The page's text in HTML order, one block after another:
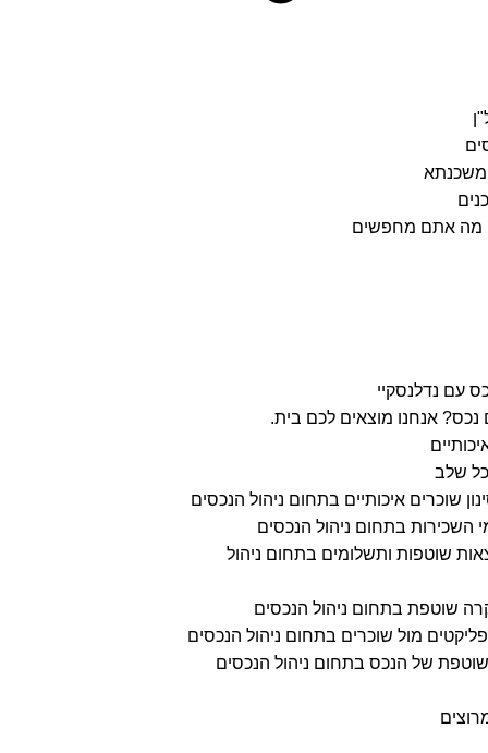
משכנתא
מה אתם מחפשים
עם נדלנסקיי
אנחנו מוצאים לכם בית.
שלב
שוכרים איכותיים בתחום ניהול הנכסים
השכירות בתחום ניהול הנכסים
שוטפות ותשלומים בתחום ניהול
שוטפת בתחום ניהול הנכסים
מול שוכרים בתחום ניהול הנכסים
של הנכס בתחום ניהול הנכסים